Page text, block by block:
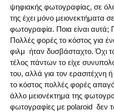
ψηφιακής φωτογραφίας, σε
της έχει μόνο μειονεκτήματα
φωτογραφία. Ποια είναι
Πολλές φορές το κόστος για
φιλμ ήταν δυσβάσταχτο. Όχι
τέλος πάντων το είχε
του, αλλά για τον ερασιτέχνη
το κόστος πολλές φορές
άλλο μειονέκτημα της
φωτογραφίες με polaroid δεν